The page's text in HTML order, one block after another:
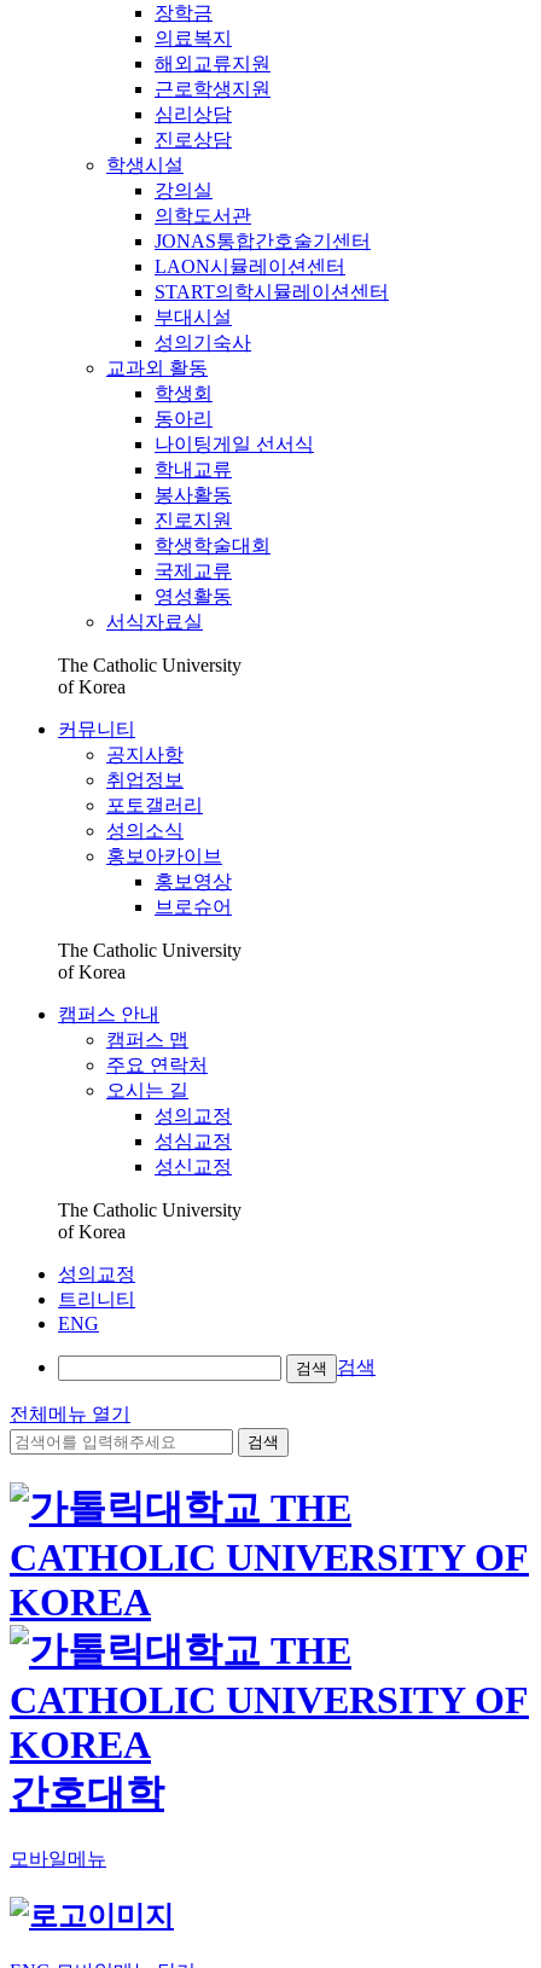
장학금
의료복지
해외교류지원
근로학생지원
심리상담
진로상담
학생시설
강의실
의학도서관
JONAS통합간호술기센터
LAON시뮬레이션센터
START의학시뮬레이션센터
부대시설
성의기숙사
교과외 활동
학생회
동아리
나이팅게일 선서식
학내교류
봉사활동
진로지원
학생학술대회
국제교류
영성활동
서식자료실
The Catholic University
of Korea
커뮤니티
공지사항
취업정보
포토갤러리
성의소식
홍보아카이브
홍보영상
브로슈어
The Catholic University
of Korea
캠퍼스 안내
캠퍼스 맵
주요 연락처
오시는 길
성의교정
성심교정
성신교정
The Catholic University
of Korea
성의교정
트리니티
ENG
검색 검색
전체메뉴 열기
검색
간호대학
모바일메뉴